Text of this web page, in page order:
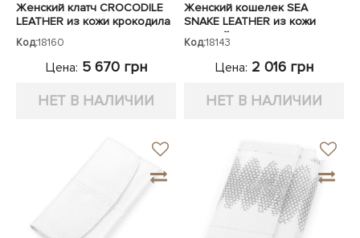
Женский клатч CROCODILE
LEATHER из кожи крокодила
Код:18160
Цена: 5 670 грн
НЕТ В НАЛИЧИИ
Женский кошелек SEA
SNAKE LEATHER из кожи
морской змеи
Код:18143
Цена: 2 016 грн
НЕТ В НАЛИЧИИ